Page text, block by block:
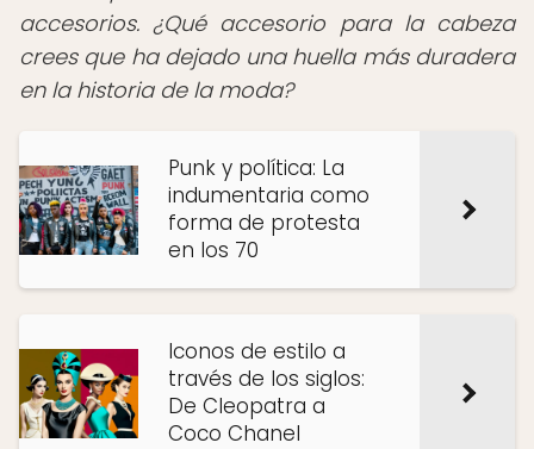
accesorios. ¿Qué accesorio para la cabeza
crees que ha dejado una huella más duradera
en la historia de la moda?
Punk y política: La
indumentaria como
forma de protesta
en los 70
Iconos de estilo a
través de los siglos:
De Cleopatra a
Coco Chanel